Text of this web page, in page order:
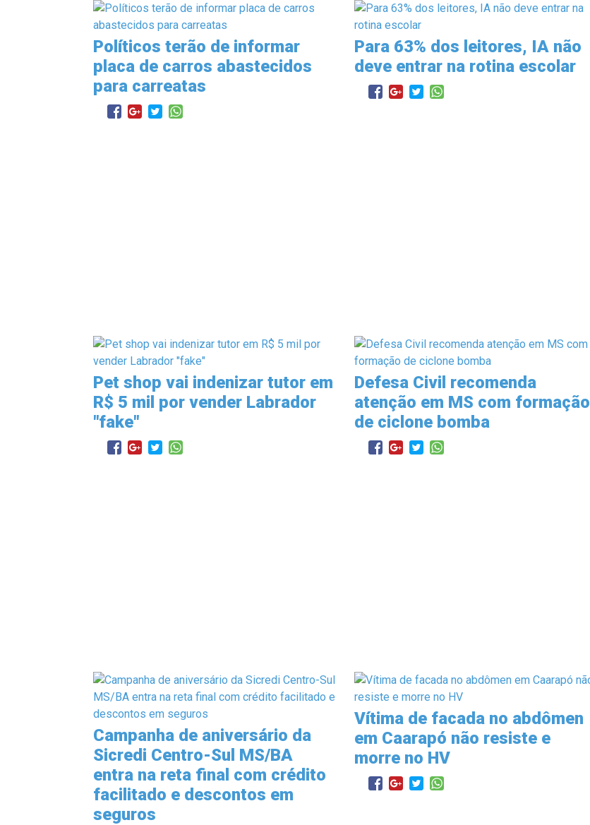
Políticos terão de informar
placa de carros abastecidos
para carreatas
Para 63% dos leitores, IA não
deve entrar na rotina escolar
Pet shop vai indenizar tutor em
R$ 5 mil por vender Labrador
"fake"
Defesa Civil recomenda
atenção em MS com formação
de ciclone bomba
Campanha de aniversário da
Sicredi Centro-Sul MS/BA
entra na reta final com crédito
facilitado e descontos em
seguros
Vítima de facada no abdômen
em Caarapó não resiste e
morre no HV